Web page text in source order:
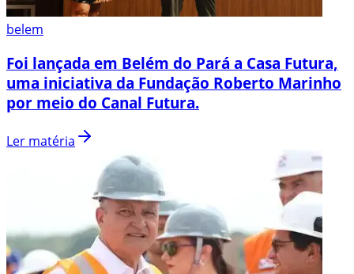
belem
Foi lançada em Belém do Pará a Casa Futura,
uma iniciativa da Fundação Roberto Marinho
por meio do Canal Futura.
Ler matéria